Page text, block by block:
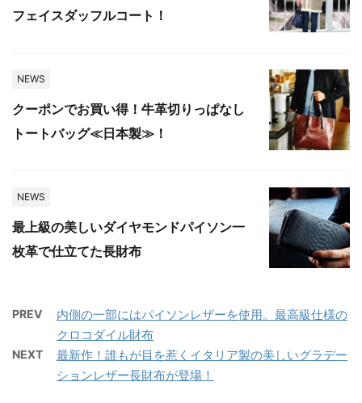
フェイスダッフルコート！
NEWS
クーポンでお買い得！牛革切りっぱなし
トートバッグ≪日本製≫！
NEWS
最上級の美しいダイヤモンドパイソン一
枚革で仕立てた長財布
PREV
内側の一部にはパイソンレザーを使用。最高級仕様の
クロコダイル財布
NEXT
最新作！誰もが目を惹くイタリア製の美しいグラデー
ションレザー長財布が登場！